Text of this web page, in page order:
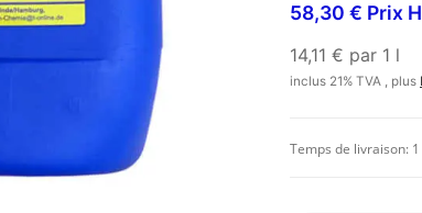
58,30 € Prix
14,11 € par 1 l
inclus 21% TVA , plus
Temps de livraison: